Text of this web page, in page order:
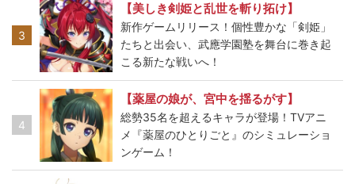
3
【美しき剣姫と乱世を斬り拓け】
新作ゲームリリース！個性豊かな「剣姫」
たちと出会い、武應学園塾を舞台に巻き起
こる新たな戦いへ！
4
【薬屋の娘が、宮中を揺るがす】
総勢35名を超えるキャラが登場！TVアニ
メ『薬屋のひとりごと』のシミュレーショ
ンゲーム！